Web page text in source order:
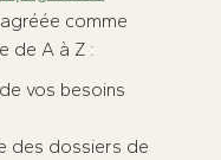
comme
de A à Z :
vos besoins
des dossiers de